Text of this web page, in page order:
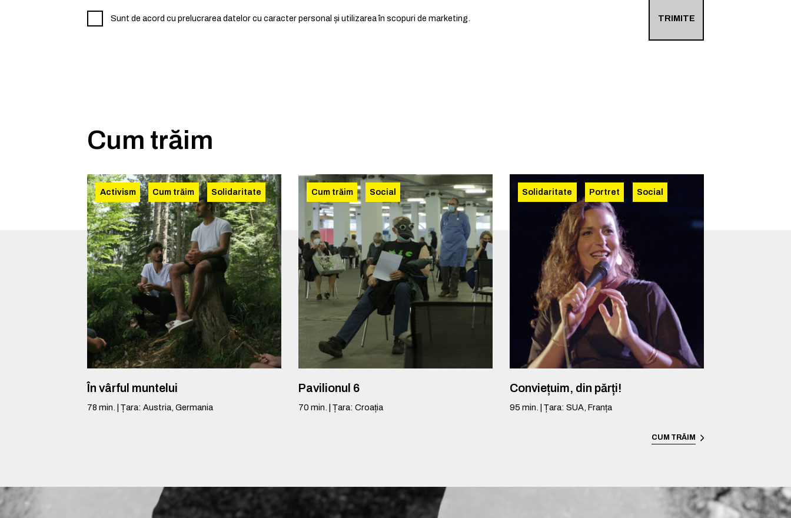
Sunt de acord cu prelucrarea datelor cu caracter personal și utilizarea în scopuri de marketing. TRIMITE
Cum trăim
Activism Cum trăim Solidaritate
În vârful muntelui
78 min. Țara: Austria, Germania
Cum trăim Social
Pavilionul 6
70 min. Țara: Croația
Solidaritate Portret Social
Conviețuim, din părți!
95 min. Țara: SUA, Franța
CUM TRĂIM